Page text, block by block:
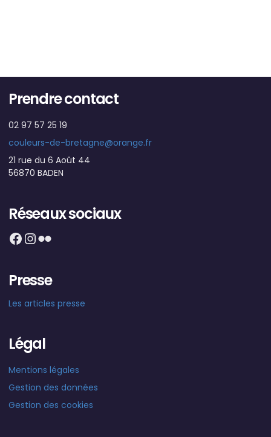
Prendre contact
02 97 57 25 19
couleurs-de-bretagne@orange.fr
21 rue du 6 Août 44
56870 BADEN
Réseaux sociaux
Facebook
Instagram
Flickr
Presse
Les articles presse
Légal
Mentions légales
Gestion des données
Gestion des cookies